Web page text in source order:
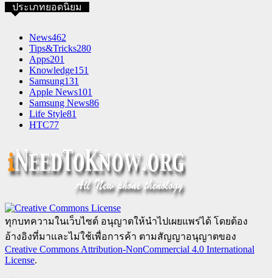
ประเภทยอดนิยม
News462
Tips&Tricks280
Apps201
Knowledge151
Samsung131
Apple News101
Samsung News86
Life Style81
HTC77
ทุกบทความในเว็บไซต์ อนุญาตให้นำไปเผยแพร่ได้ โดยต้อง
อ้างอิงที่มาและไม่ใช้เพื่อการค้า ตามสัญญาอนุญาตของ
Creative Commons Attribution-NonCommercial 4.0 International
License.